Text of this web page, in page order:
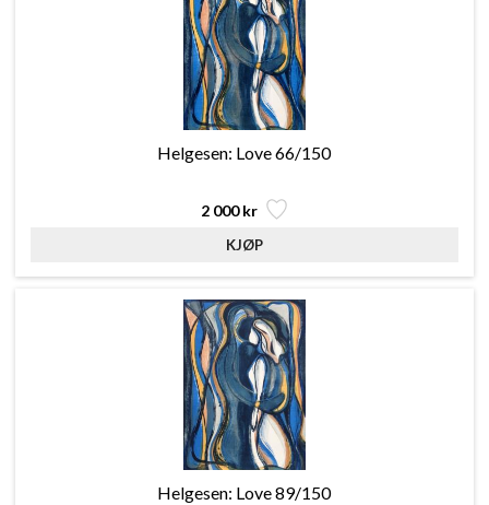
Helgesen: Love 66/150
2 000 kr
Helgesen: Love 89/150